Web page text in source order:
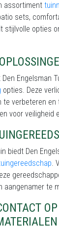
assortiment
sets,
stijlvolle opties
Engelsman
opties. Deze
te verbeteren en
voor veiligheid
biedt Den
.
aangenamer te